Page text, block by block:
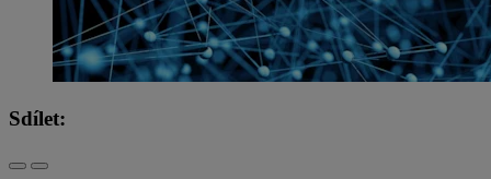
Sdílet: